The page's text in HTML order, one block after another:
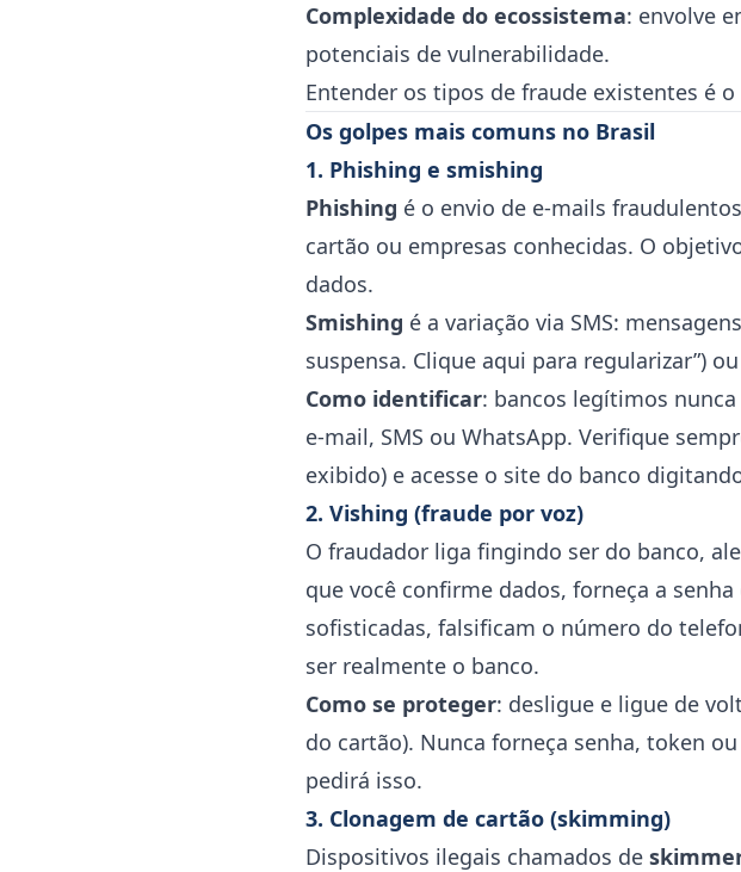
Complexidade do ecossistema: envolve
potenciais de vulnerabilidade.
Entender os tipos de fraude existentes é
Os golpes mais comuns no Brasil
1. Phishing e smishing
Phishing é o envio de e-mails
cartão ou empresas conhecidas. O
dados.
Smishing é a variação via SMS:
suspensa. Clique aqui para regularizar”)
Como identificar: bancos legítimos
e-mail, SMS ou WhatsApp. Verifique
exibido) e acesse o site do banco
2. Vishing (fraude por voz)
O fraudador liga fingindo ser do banco,
que você confirme dados, forneça a
sofisticadas, falsificam o número do
ser realmente o banco.
Como se proteger: desligue e ligue de
do cartão). Nunca forneça senha, token
pedirá isso.
3. Clonagem de cartão (skimming)
Dispositivos ilegais chamados de